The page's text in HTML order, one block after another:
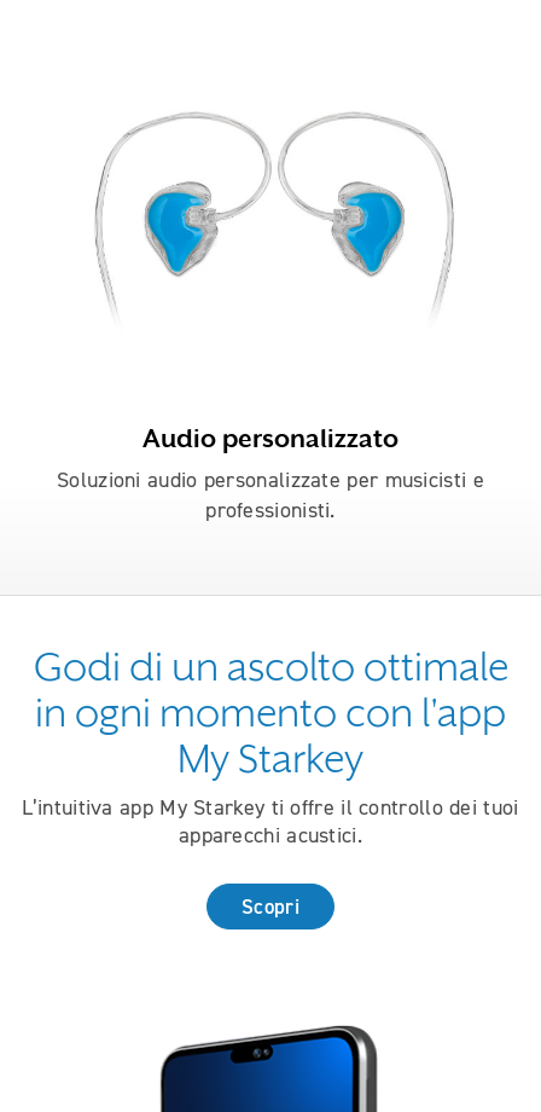
Audio personalizzato
Soluzioni audio personalizzate per musicisti e
professionisti.
Godi di un ascolto ottimale
in ogni momento con l'app
My Starkey
L’intuitiva app My Starkey ti offre il controllo dei tuoi
apparecchi acustici.
Scopri